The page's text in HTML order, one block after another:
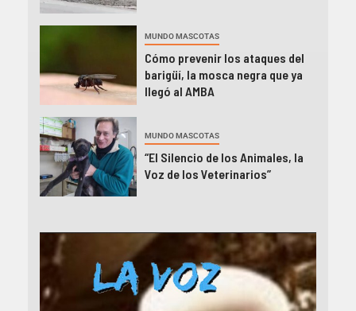
MUNDO MASCOTAS
Cómo prevenir los ataques del
barigüí, la mosca negra que ya
llegó al AMBA
MUNDO MASCOTAS
“El Silencio de los Animales, la
Voz de los Veterinarios”